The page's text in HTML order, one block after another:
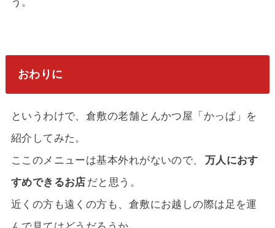
おわりに
というわけで、倉敷の老舗とんかつ屋「かっぱ」を
紹介してみた。
ここのメニューは基本外れがないので、
万人におす
すめできるお店 だと思う。
近くの方も遠くの方も、倉敷にお越しの際は足を運